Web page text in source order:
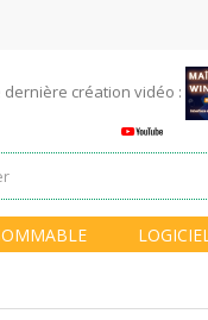
création vidéo :
LOGICIEL